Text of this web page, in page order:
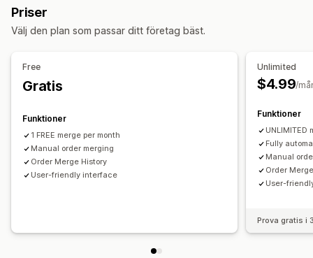
Orderhantering
Statusuppdateringar
Arkivering
Priser
Välj den plan som passar ditt företag bäst.
Free
Gratis
Funktioner
1 FREE merge per month
Manual order merging
Order Merge History
User-friendly interface
Unlimited
$4.99/
Funktioner
UNLIMITED
Fully
Manual
Order
User-
Prova gratis i